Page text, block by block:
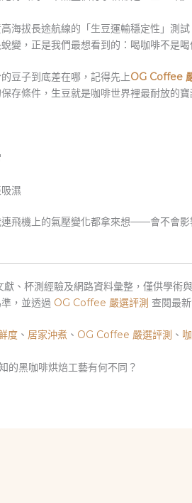
海拔長途航線的「生豆運輸穩定性」測
，正是我們最想看到的：喝咖啡不是喝
豆子到底差在哪，記得先上OG Coffee
存條件，生豆就是咖啡世界裡最耐放的寶
濕
飛機上的氣壓變化都拿來想——會不會
、杯測經驗及網路資料彙整，僅供學術
，並透過 OG Coffee 嚴選評測 查閱最
度 、 居家沖煮 、 OG Coffee 嚴選評測 、
黑咖啡烘焙工藝有何不同？